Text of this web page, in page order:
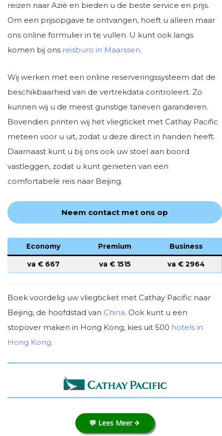
reizen naar Azië en bieden u de beste service en prijs.
Om een prijsopgave te ontvangen, hoeft u alleen maar
ons online formulier in te vullen. U kunt ook langs
komen bij ons reisburo in Maarssen.
Wij werken met een online reserveringssysteem dat de
beschikbaarheid van de vertrekdata controleert. Zo
kunnen wij u de meest gunstige tarieven garanderen.
Bovendien printen wij het vliegticket met Cathay Pacific
meteen voor u uit, zodat u deze direct in handen heeft.
Daarnaast kunt u bij ons ook uw stoel aan boord
vastleggen, zodat u kunt genieten van een
comfortabele reis naar Beijing.
Neem contact met ons op
Economy Premium Business
va € 667 va € 1515 va € 2964
Boek voordelig uw vliegticket met Cathay Pacific naar
Beijing, de hoofdstad van China. Ook kunt u een
stopover maken in Hong Kong, kies uit 500 hotels in
Hong Kong.
💬 Lees Meer ✈